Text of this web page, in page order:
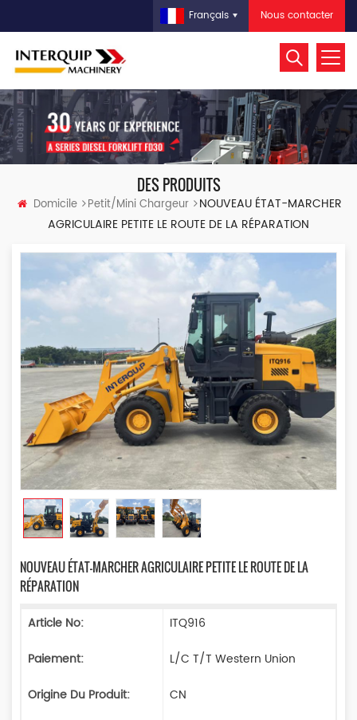
Nous contacter
Français
DES PRODUITS
Domicile Petit/mini Chargeur
NOUVEAU ÉTAT-MARCHER
AGRICULAIRE PETITE LE ROUTE DE LA RÉPARATION
NOUVEAU ÉTAT-MARCHER AGRICULAIRE PETITE LE ROUTE DE LA
RÉPARATION
Article No:
ITQ916
Paiement:
L/C T/T Western Union
Origine Du Produit:
CN